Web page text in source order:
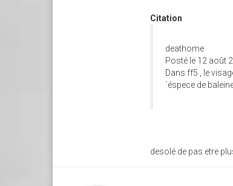
Citation
deathome
Posté le 12 août
Dans ff5 , le
´éspece de
desolé de pas etre